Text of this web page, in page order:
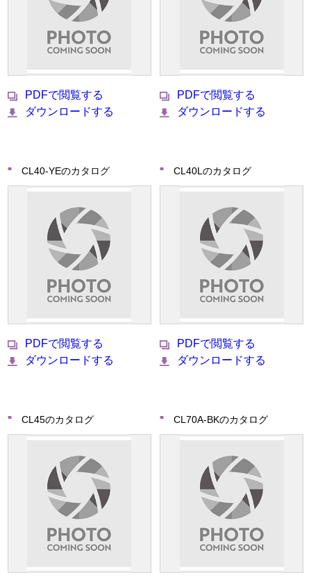
PDFで閲覧する
ダウンロードする
PDFで閲覧する
ダウンロードする
CL40-YEのカタログ
PDFで閲覧する
ダウンロードする
CL40Lのカタログ
PDFで閲覧する
ダウンロードする
CL45のカタログ CL70A-BKのカタログ